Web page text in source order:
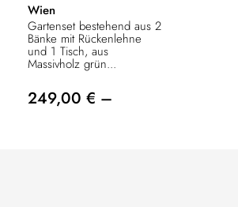
Wien
Gartenset bestehend aus 2
Bänke mit Rückenlehne
und 1 Tisch, aus
Massivholz grün...
249,00 € –